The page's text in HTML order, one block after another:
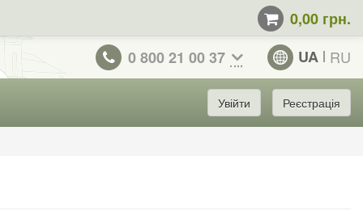
0,00 грн.
0 800 21 00 37 UA RU
Увійти Реєстрація